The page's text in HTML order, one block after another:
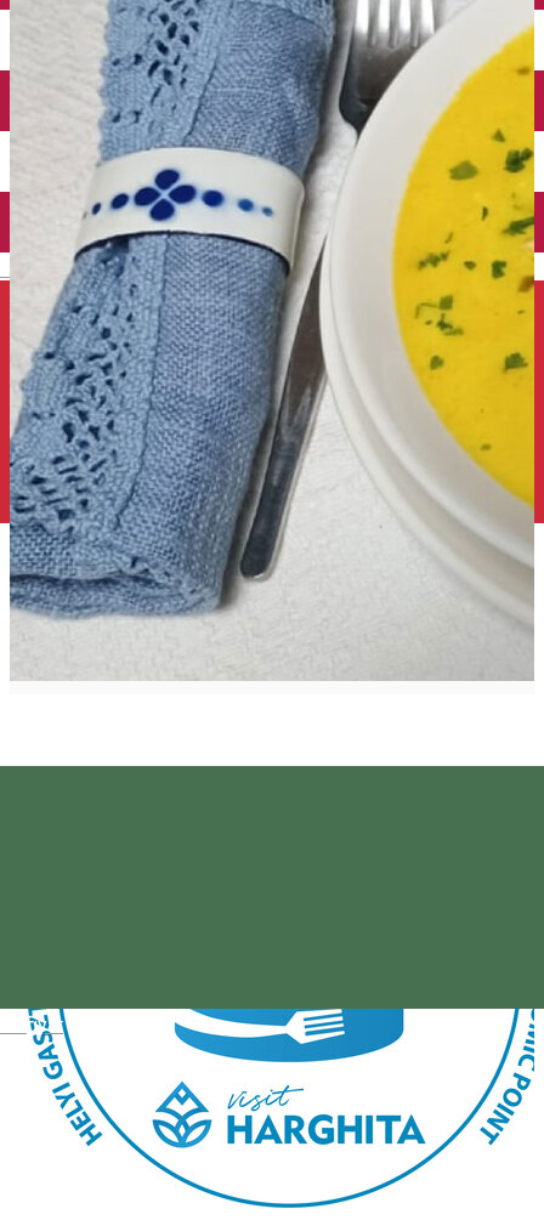
Magyar
Închirieri auto
Închirieri de biciclete